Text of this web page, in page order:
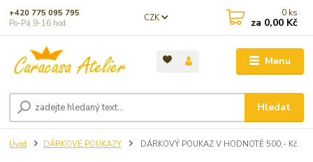
Menu
CZK
Hledat
+420 775 095 795
Po-Pá 9-16 hod.
0 ks
za 0,00 Kč
Úvod DÁRKOVÉ POUKAZY DÁRKOVÝ POUKAZ V HODNOTĚ 500,- Kč